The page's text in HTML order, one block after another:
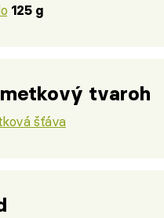
125 g
tvaroh
šťáva